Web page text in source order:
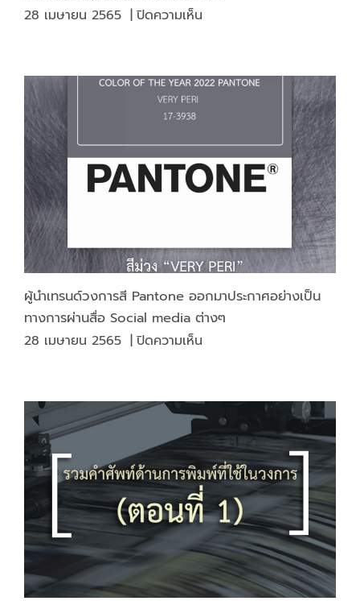
28 เมษายน 2565 | ปิดความเห็นบน
มาร์ค
(Secret
เทคนิค
ป้องกัน
การ
ซุกซ่อน
เครื่องหมาย
ผู้นำเทรนด์วงการสี Pantone ออกมาประกาศอย่างเป็น
ทางการผ่านสื่อ Social media ต่างๆ
28 เมษายน 2565 | ปิดความเห็นบน
รนด์
วงการ
สี
Pantone
ออก
มา
ประกาศ
อย่าง
เป็น
ทางการ
ผ่าน